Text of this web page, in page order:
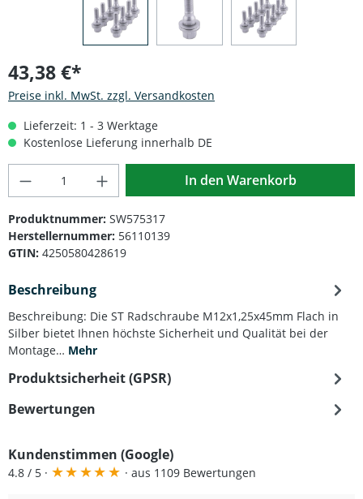
43,38 €*
Preise inkl. MwSt. zzgl. Versandkosten
Lieferzeit: 1 - 3 Werktage
Kostenlose Lieferung innerhalb DE
Produkt Anzahl: Gib den gewünschten
In den Warenkorb
Produktnummer: SW575317
Herstellernummer: 56110139
GTIN: 4250580428619
Beschreibung
Beschreibung: Die ST Radschraube M12x1,25x45mm Flach in
Silber bietet Ihnen höchste Sicherheit und Qualität bei der
Montage… Mehr
Produktsicherheit (GPSR)
Bewertungen
Kundenstimmen (Google)
4.8 / 5 · ★★★★★ · aus 1109 Bewertungen